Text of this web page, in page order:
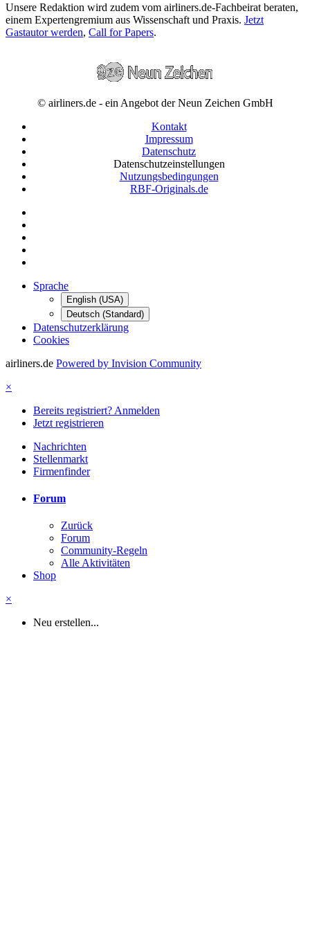
Unsere Redaktion wird zudem vom airliners.de-Fachbeirat beraten,
einem Expertengremium aus Wissenschaft und Praxis. Jetzt
Gastautor werden, Call for Papers.
© airliners.de - ein Angebot der Neun Zeichen GmbH
Kontakt
Impressum
Datenschutz
Datenschutzeinstellungen
Nutzungsbedingungen
RBF-Originals.de
Sprache
English (USA)
Deutsch (Standard)
Datenschutzerklärung
Cookies
airliners.de Powered by Invision Community
×
Bereits registriert? Anmelden
Jetzt registrieren
Nachrichten
Stellenmarkt
Firmenfinder
Forum
Zurück
Forum
Community-Regeln
Alle Aktivitäten
Shop
×
Neu erstellen...